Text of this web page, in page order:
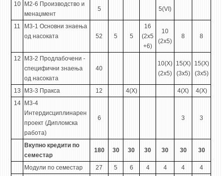
10
М2-6 Производство и
менаџмент
5 5(VI)
11
М3-1 Основни знаења
од насоката
52 5 5
16
(2x5
+6)
10
(2x5)
8 8
12
М3-2 Продлабочени -
специфични знаења
од насоката
40
10(X)
(2x5)
15(X)
(3x5)
15(X)
(3x5)
13 М3-3 Пракса 12 4(X) 4(X)
4(X)
14
М3-4
Интердисциплинарен
проект (Дипломска
работа)
6 3 3
Вкупно кредити по
семестар
180 30 30 30 30 30 30
Модули по семестар 27 5 6 4 4 4
4